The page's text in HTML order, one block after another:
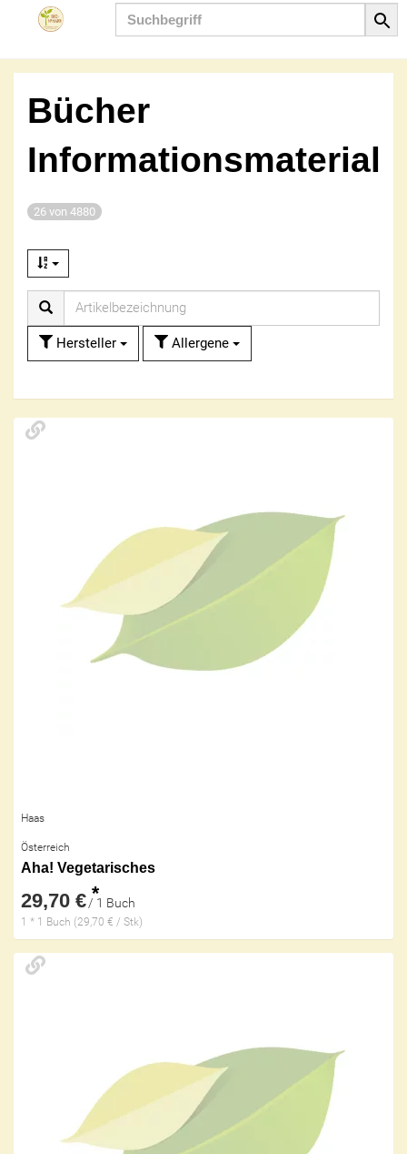
Produkt
Bücher
Informationsmaterial
26 von 4880
Hersteller Allergene
Haas
Österreich
Aha! Vegetarisches
29,70 € *
/ 1 Buch
1 * 1 Buch (29,70 € / Stk)